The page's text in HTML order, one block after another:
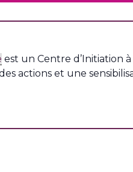
est un Centre d’Initiation
actions et une